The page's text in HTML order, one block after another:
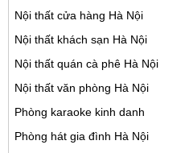
Nội thất cửa hàng Hà Nội
Nội thất khách sạn Hà Nội
Nội thất quán cà phê Hà Nội
Nội thất văn phòng Hà Nội
Phòng karaoke kinh danh
Phòng hát gia đình Hà Nội